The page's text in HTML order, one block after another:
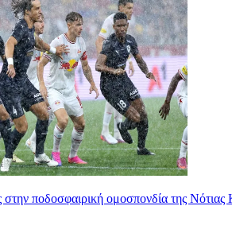
ποδοσφαιρική ομοσπονδία της